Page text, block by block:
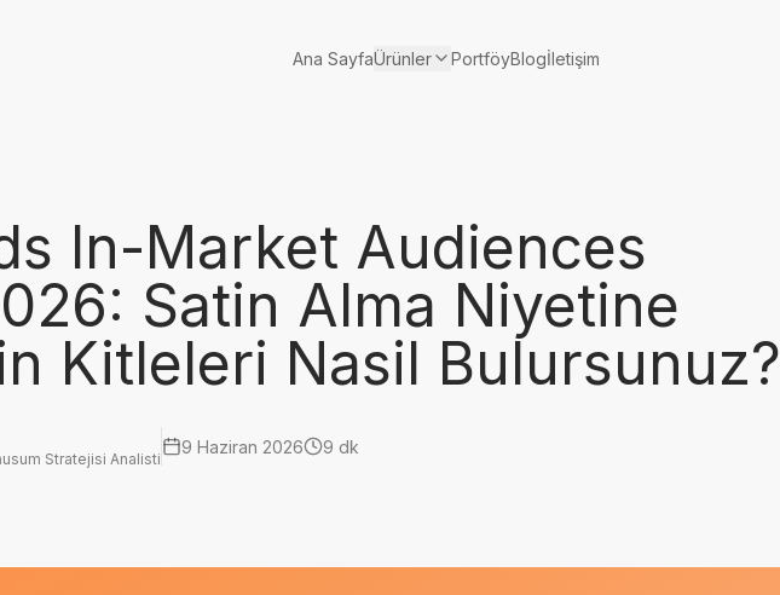
Ana SayfaÜrünler PortföyBlogİletişim
In-Market Audiences
Satin Alma Niyetine
Kitleleri Nasil Bulursunuz?
Stratejisi Analisti
9 Haziran 2026 9 dk